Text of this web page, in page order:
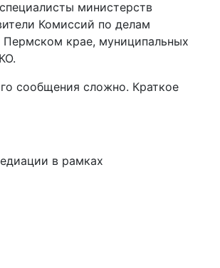
министерств
Комиссий по делам
Пермском крае, муниципальных
сообщения сложно. Краткое
в рамках